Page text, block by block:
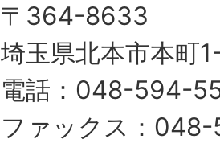
〒364-8633
埼玉県北本市本町
電話：048-594-
ファックス：